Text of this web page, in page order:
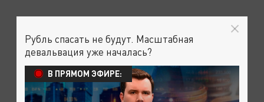
Рубль спасать не будут. Масштабная
девальвация уже началась?
В ПРЯМОМ ЭФИРЕ: